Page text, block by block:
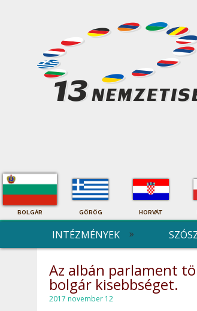
BOLGÁR GÖRÖG HORVÁT
INTÉZMÉNYEK
Az albán parlament
bolgár kisebbséget.
2017 november 12